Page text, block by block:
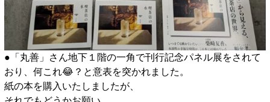
●「丸善」さん地下１階の一角で刊行記念パネル展をされて
おり、何これ😂？と意表を突かれました。
紙の本を購入いたしましたが、